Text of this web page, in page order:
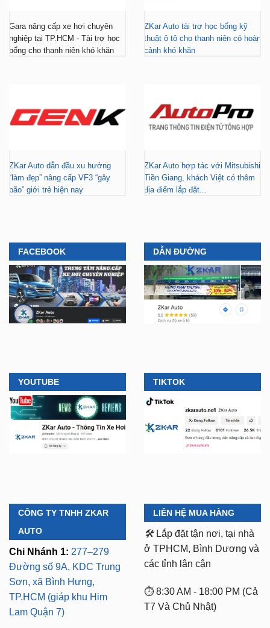
Gara nâng cấp xe hơi chuyên
nghiệp tại TP.HCM - Tài trợ học
bổng cho thanh niên khó khăn
ZKar Auto tài trợ học bổng kỹ
thuật ô tô cho thanh niên có hoàn
cảnh khó khăn
ZKar Auto dẫn đầu xu hướng
“làm đẹp” nâng cấp VF3 “gây
bão” giới trẻ hiện nay
ZKar Auto hợp tác với Mitsubishi
Tiền Giang, khách Việt có thêm
địa điểm lắp đặt...
FACEBOOK DẪN ĐƯỜNG
YOUTUBE TIKTOK
CÔNG TY TNHH ZKAR
AUTO
Chi Nhánh 1: 277–279
Đường số 9A, KDC Trung
Sơn, xã Bình Hưng,
TP.HCM (giáp khu Him
Lam Quận 7)
LIÊN HỆ MUA HÀNG
🛠️ Lắp đặt tận nơi, tại nhà
ở TPHCM, Bình Dương và
các tỉnh lân cận
⏱️ 8:30 AM - 18:00 PM (Cả
T7 Và Chủ Nhật)